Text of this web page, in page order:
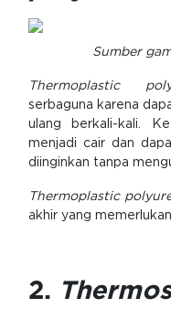
Sumber
Thermoplastic
serbaguna karena
ulang berkali-kali.
menjadi cair dan
diinginkan tanpa
Thermoplastic
akhir yang
2.